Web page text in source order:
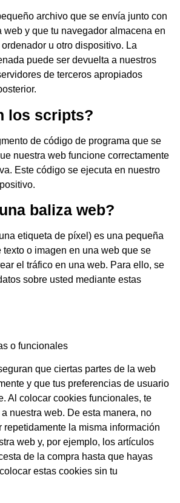
archivo que se envía junto con
web y que tu navegador almacena en
u otro dispositivo. La
puede ser devuelta a nuestros
de terceros apropiados
los scripts?
de código de programa que se
nuestra web funcione correctamente
Este código se ejecuta en nuestro
baliza web?
etiqueta de píxel) es una pequeña
o imagen en una web que se
el tráfico en una web. Para ello, se
sobre usted mediante estas
o funcionales
que ciertas partes de la web
y que tus preferencias de usuario
Al colocar cookies funcionales, te
nuestra web. De esta manera, no
repetidamente la misma información
web y, por ejemplo, los artículos
de la compra hasta que hayas
estas cookies sin tu